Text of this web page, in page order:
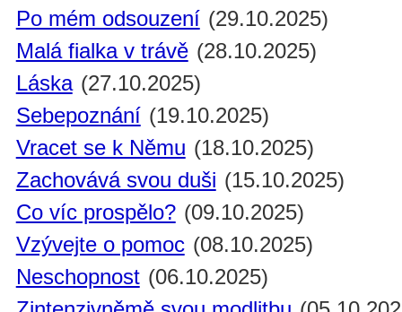
Po mém odsouzení (29.10.2025)
Malá fialka v trávě (28.10.2025)
Láska (27.10.2025)
Sebepoznání (19.10.2025)
Vracet se k Němu (18.10.2025)
Zachovává svou duši (15.10.2025)
Co víc prospělo? (09.10.2025)
Vzývejte o pomoc (08.10.2025)
Neschopnost (06.10.2025)